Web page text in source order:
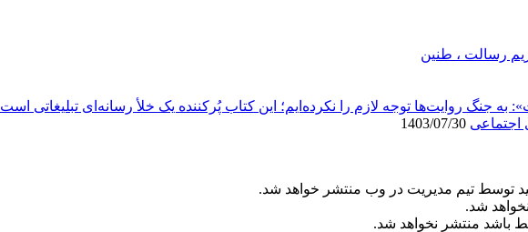
رسالت ، طنین
به جنگ روایت‌ها توجه لازم را نکرده‌ایم؛ این کتاب پُرکننده‌ یک خلأ رسانه‌ای تبلیغاتی است
اجتماعی
توسط تیم مدیریت در وب منتشر خواهد شد.
شد.
باشد منتشر نخواهد شد.